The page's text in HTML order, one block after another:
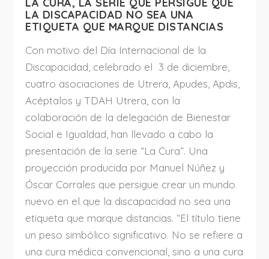
LA CURA, LA SERIE QUE PERSIGUE QUE
LA DISCAPACIDAD NO SEA UNA
ETIQUETA QUE MARQUE DISTANCIAS
Con motivo del Día Internacional de la
Discapacidad, celebrado el 3 de diciembre,
cuatro asociaciones de Utrera, Apudes, Apdis,
Acéptalos y TDAH Utrera, con la
colaboración de la delegación de Bienestar
Social e Igualdad, han llevado a cabo la
presentación de la serie “La Cura”. Una
proyección producida por Manuel Núñez y
Óscar Corrales que persigue crear un mundo
nuevo en el que la discapacidad no sea una
etiqueta que marque distancias. “El título tiene
un peso simbólico significativo. No se refiere a
una cura médica convencional, sino a una cura